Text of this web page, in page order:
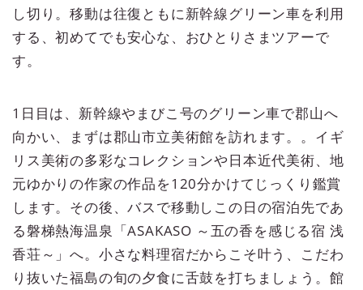
し切り。移動は往復ともに新幹線グリーン車を利用
する、初めてでも安心な、おひとりさまツアーで
す。
1日目は、新幹線やまびこ号のグリーン車で郡山へ
向かい、まずは郡山市立美術館を訪れます。。イギ
リス美術の多彩なコレクションや日本近代美術、地
元ゆかりの作家の作品を120分かけてじっくり鑑賞
します。その後、バスで移動しこの日の宿泊先であ
る磐梯熱海温泉「ASAKASO ～五の香を感じる宿 浅
香荘～」へ。小さな料理宿だからこそ叶う、こだわ
り抜いた福島の旬の夕食に舌鼓を打ちましょう。館